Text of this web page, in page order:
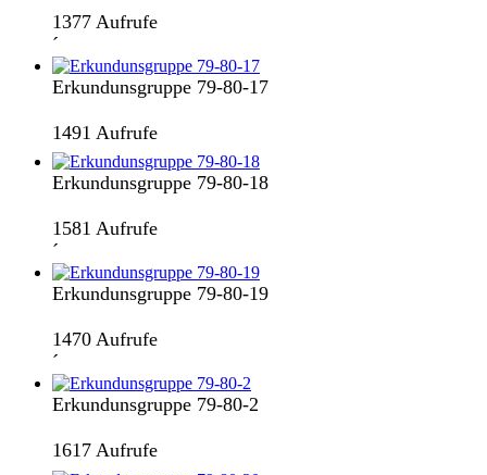
1377 Aufrufe
´
Erkundunsgruppe 79-80-17
1491 Aufrufe
Erkundunsgruppe 79-80-18
1581 Aufrufe
´
Erkundunsgruppe 79-80-19
1470 Aufrufe
´
Erkundunsgruppe 79-80-2
1617 Aufrufe